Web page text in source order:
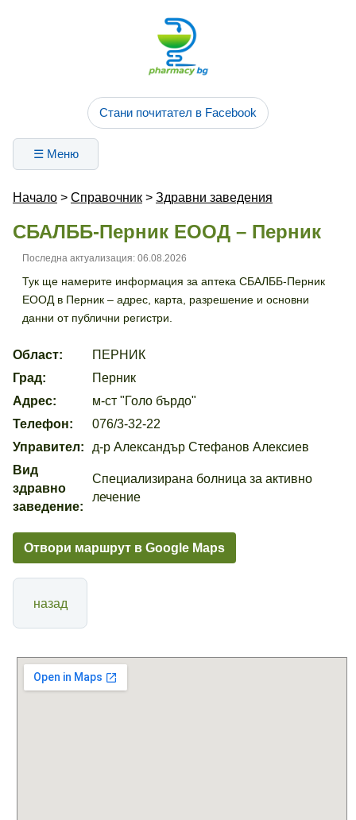
Стани почитател в Facebook
☰ Меню
Начало > Справочник > Здравни заведения
СБАЛББ-Перник ЕООД – Перник
Последна актуализация: 06.08.2026
Тук ще намерите информация за аптека СБАЛББ-Перник
ЕООД в Перник – адрес, карта, разрешение и основни
данни от публични регистри.
Област:
ПЕРНИК
Град:
Перник
Адрес:
м-ст "Голо бърдо"
Телефон:
076/3-32-22
Управител:
д-р Александър Стефанов Алексиев
Вид
здравно
заведение:
Специализирана болница за активно
лечение
Отвори маршрут в Google Maps
назад